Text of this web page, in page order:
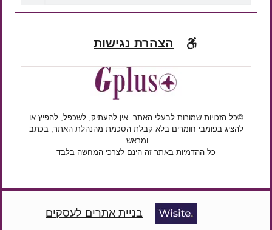
הצהרת נגישות
©כל הזכויות שמורות לבעלי האתר. אין להעתיק, לשכפל, להפיץ או
להציג בפומבי חומרים בלא קבלת הסכמת מהנהלת האתר, בכתב
ומראש.
כל ההדמיות באתר זה הינם לצרכי המחשה בלבד
בניית אתרים לעסקים